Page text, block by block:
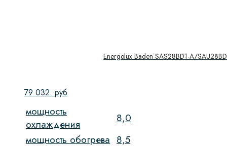
Energolux Baden SAS28BD1-A/
79 032 руб
мощность
охлаждения
8,0
мощность обогрева 8,5